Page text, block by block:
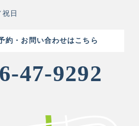
日
約・お問い合わせはこちら
47-9292